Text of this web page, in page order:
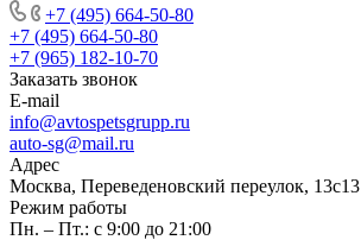
+7 (495) 664-50-80
+7 (495) 664-50-80
+7 (965) 182-10-70
Заказать звонок
E-mail
info@avtospetsgrupp.ru
auto-sg@mail.ru
Адрес
Москва, Переведеновский переулок, 13с13
Режим работы
Пн. – Пт.: с 9:00 до 21:00